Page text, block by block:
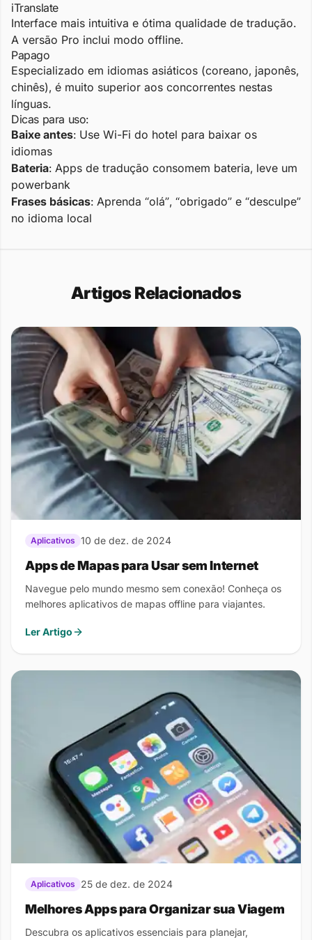
iTranslate
Interface mais intuitiva e ótima qualidade de tradução.
A versão Pro inclui modo offline.
Papago
Especializado em idiomas asiáticos (coreano, japonês,
chinês), é muito superior aos concorrentes nestas
línguas.
Dicas para uso:
Baixe antes: Use Wi-Fi do hotel para baixar os
idiomas
Bateria: Apps de tradução consomem bateria, leve um
powerbank
Frases básicas: Aprenda “olá”, “obrigado” e “desculpe”
no idioma local
Artigos Relacionados
Aplicativos 10 de dez. de 2024
Apps de Mapas para Usar sem Internet
Navegue pelo mundo mesmo sem conexão! Conheça os
melhores aplicativos de mapas offline para viajantes.
Ler Artigo
Aplicativos 25 de dez. de 2024
Melhores Apps para Organizar sua Viagem
Descubra os aplicativos essenciais para planejar,